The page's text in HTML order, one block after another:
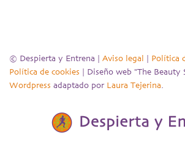
© Despierta y Entrena | Aviso legal Política
Política de cookies | Diseño web "The Beauty
Wordpress adaptado por Laura Tejerina.